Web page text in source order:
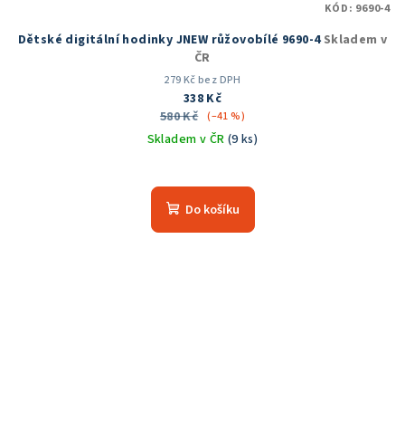
Dětské digitální hodinky JNEW růžovobílé 9690-4Skladem v
ČR
279 Kč bez DPH
338 Kč
580 Kč (–41 %)
Skladem v ČR (9 ks)
hodnocení
produktu
Do košíku
KÓD: 9690-4